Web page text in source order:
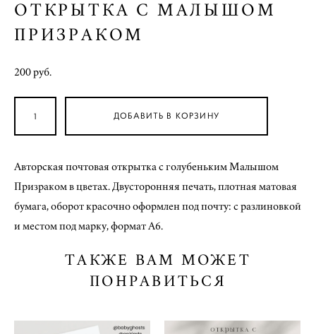
ОТКРЫТКА С МАЛЫШОМ
ПРИЗРАКОМ
200 pуб.
ДОБАВИТЬ В КОРЗИНУ
Авторская почтовая открытка с голубеньким Малышом
Призраком в цветах. Двусторонняя печать, плотная матовая
бумага, оборот красочно оформлен под почту: с разлиновкой
и местом под марку, формат А6.
ТАКЖЕ ВАМ МОЖЕТ
ПОНРАВИТЬСЯ